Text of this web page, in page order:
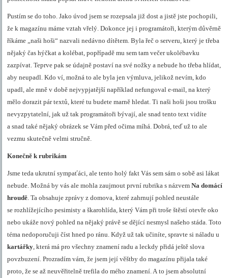
Pustím se do toho. Jako úvod jsem se rozepsala již dost a jistě jste pochopili,
že k magazínu máme vztah vřelý. Dokonce jej i programátoři, kterým důvěrně
říkáme „naši hoši“ nazvali nedávno dítětem. Byla řeč o serveru, který je třeba
nějaký čas hýčkat a kolébat, popřípadě mu sem tam večer ukolébavku
zazpívat. Teprve pak se údajně postaví na své nožky a nebude ho třeba hlídat,
aby neupadl. Kdo ví, možná to ale byla jen výmluva, jelikož nevím, kdo
upadl, ale mně v době nejvypjatější například nefungoval e-mail, na který
mělo dorazit pár textů, které tu budete marně hledat. Ti naši hoši jsou trošku
nevyzpytatelní, jak už tak programátoři bývají, ale snad tento text vidíte
a snad také nějaký obrázek se Vám před očima míhá. Dobrá, teď už to ale
vezmu skutečně velmi stručně.
Konečně k rubrikám
Jsme teda ukrutní sympaťáci, ale tento holý fakt Vás sem sám o sobě asi lákat
nebude. Možná by vás ale mohla zaujmout první rubrika s názvemNa domácí
hroudě. Ta obsahuje zprávy z domova, které zahrnují pohled neustále
se rozhlížejícího pesimisty a škarohlída, který Vám při troše štěstí otevře oko
nebo ukáže nový pohled na nějaký právě se dějící nesmysl našeho stáda. Toto
téma nedoporučuji číst hned po ránu. Když už tak učiníte, spravte si náladu u
kartářky, která má pro všechny znamení radu a leckdy přidá ještě slova
povzbuzení. Prozradím vám, že jsem její věštby do magazínu přijala také
proto, že se až neuvěřitelně trefila do mého znamení. A to jsem absolutní